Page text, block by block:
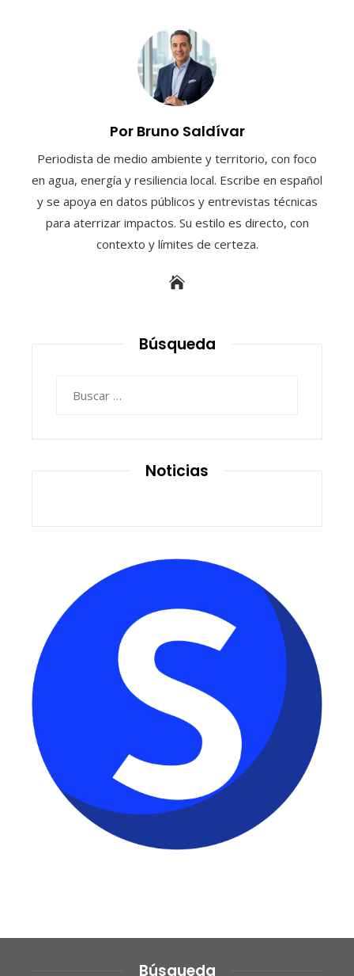
Por Bruno Saldívar
Periodista de medio ambiente y territorio, con foco
en agua, energía y resiliencia local. Escribe en español
y se apoya en datos públicos y entrevistas técnicas
para aterrizar impactos. Su estilo es directo, con
contexto y límites de certeza.
Búsqueda
Noticias
Búsqueda